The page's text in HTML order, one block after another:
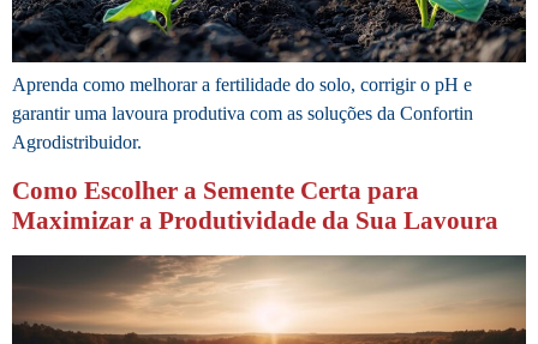
Aprenda como melhorar a fertilidade do solo, corrigir o pH e
garantir uma lavoura produtiva com as soluções da Confortin
Agrodistribuidor.
Como Escolher a Semente Certa para
Maximizar a Produtividade da Sua Lavoura